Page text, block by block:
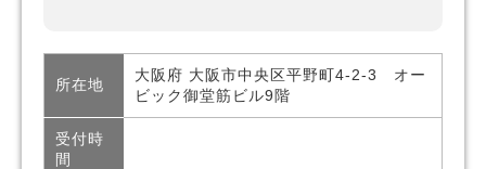
所在地
大阪府 大阪市中央区平野町4-2-3 オー
ビック御堂筋ビル9階
受付時
間